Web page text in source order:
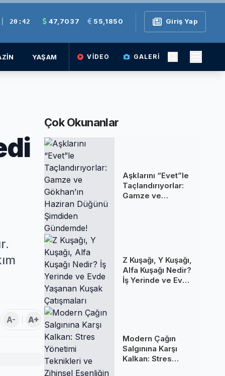
20:42 47,7037 55,1850 Giriş Yap
YAŞAM VIDEO GALERI
A- A+
Çok Okunanlar
Aşklarını “Evet”le
Taçlandırıyorlar:
Gamze ve
Z Kuşağı, Y Kuşağı,
Alfa Kuşağı Nedir?
İş Yerinde ve Evde
Modern Çağın
Salgınına Karşı
Kalkan: Stres